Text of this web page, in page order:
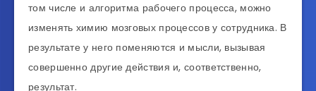
том числе и алгоритма рабочего процесса, можно
изменять химию мозговых процессов у сотрудника. В
результате у него поменяются и мысли, вызывая
совершенно другие действия и, соответственно,
результат.